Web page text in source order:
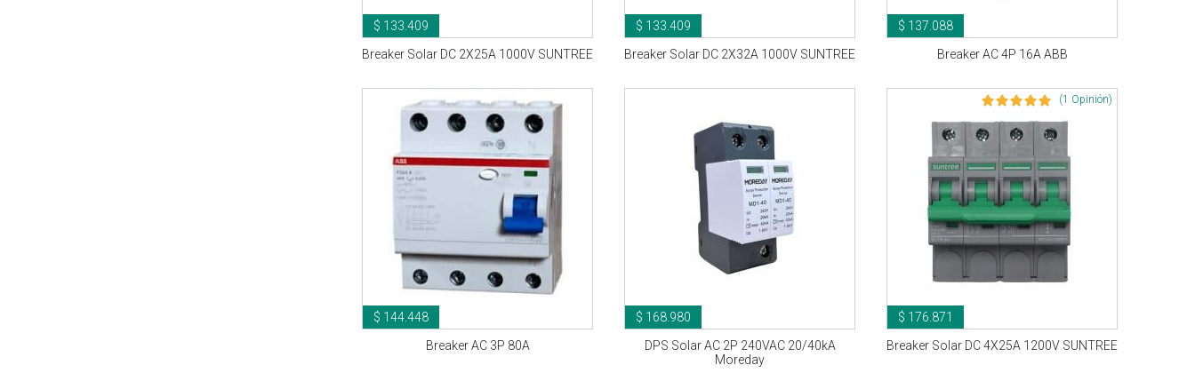
$ 133.409
Breaker Solar DC 2X25A 1000V SUNTREE
$ 133.409
Breaker Solar DC 2X32A 1000V SUNTREE
$ 137.088
Breaker AC 4P 16A ABB
$ 144.448
Breaker AC 3P 80A
$ 168.980
DPS Solar AC 2P 240VAC 20/40kA
Moreday
(1 Opinión)
$ 176.871
Breaker Solar DC 4X25A 1200V SUNTREE